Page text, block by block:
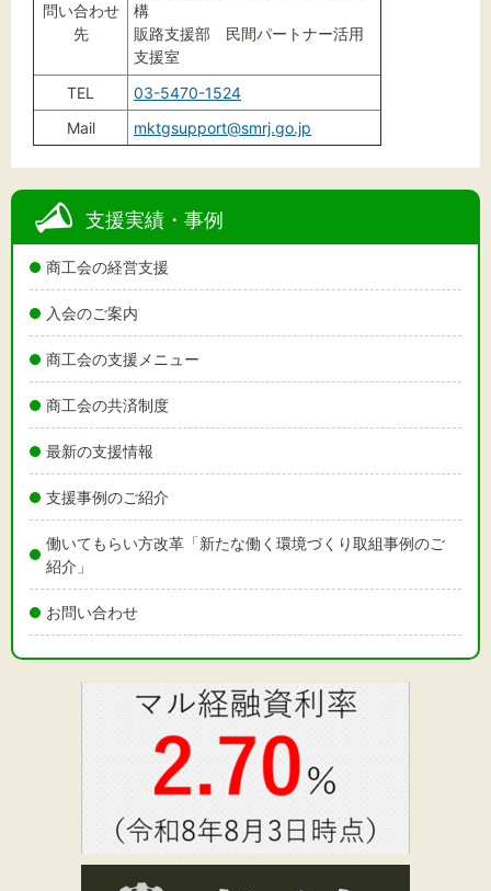
支援実績・事例
商工会の経営支援
入会のご案内
商工会の支援メニュー
商工会の共済制度
最新の支援情報
支援事例のご紹介
働いてもらい方改革「新たな働く環境づくり取組事例のご
紹介」
お問い合わせ
問い合わせ
先
構
販路支援部 民間パートナー活用
支援室
TEL
03-5470-1524
Mail
mktgsupport@smrj.go.jp